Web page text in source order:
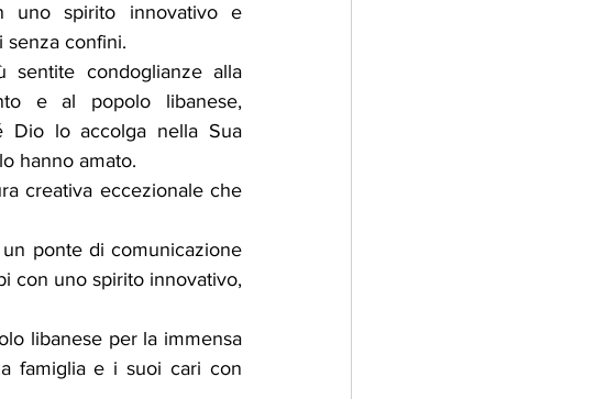
uno spirito innovativo e
senza confini.
condoglianze alla
e al popolo libanese,
Dio lo accolga nella Sua
hanno amato.
creativa eccezionale che
ponte di comunicazione
con uno spirito innovativo,
libanese per la immensa
famiglia e i suoi cari con